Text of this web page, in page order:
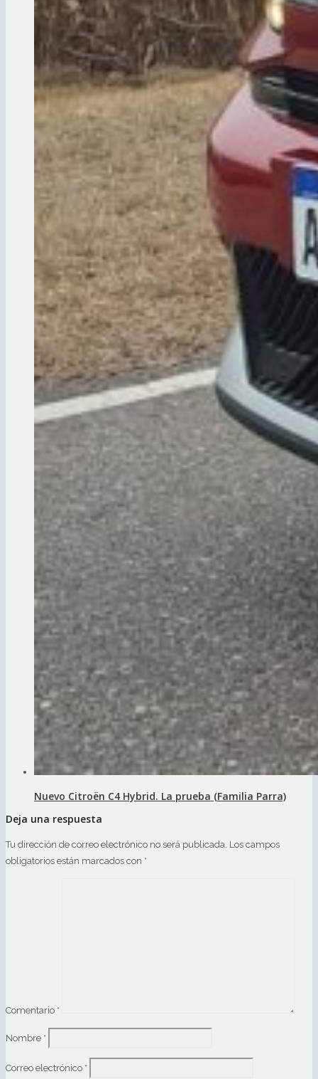
Nuevo Citroën C4 Hybrid. La prueba (Familia Parra)
Deja una respuesta
Tu dirección de correo electrónico no será publicada. Los campos
obligatorios están marcados con *
Comentario *
Nombre *
Correo electrónico *